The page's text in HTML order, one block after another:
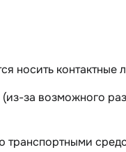
носить контактные
за возможного
транспортными